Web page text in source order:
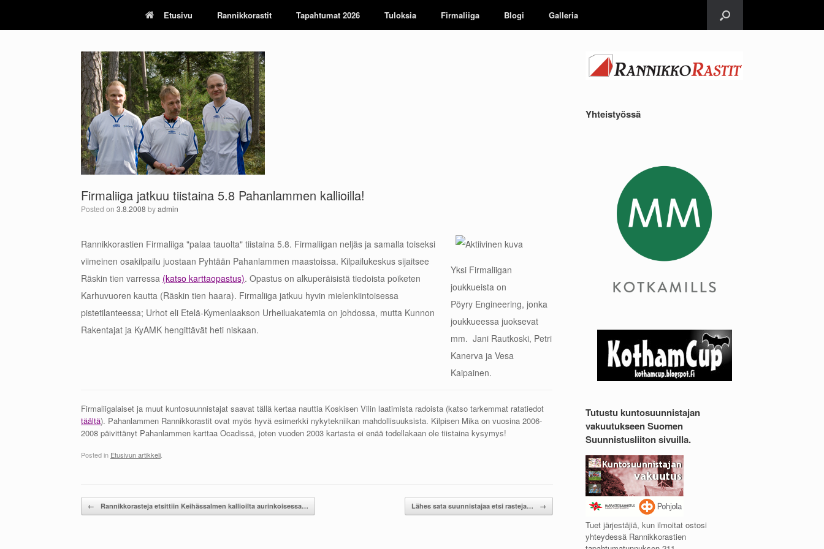
content
Etusivu Rannikkorastit Tapahtumat 2026 Tuloksia Firmaliiga Blogi Galleria
Firmaliiga jatkuu tiistaina 5.8 Pahanlammen kallioilla!
Posted on 3.8.2008 byadmin
Rannikkorastien Firmaliiga "palaa tauolta" tiistaina 5.8. Firmaliigan neljäs ja samalla toiseksi
viimeinen osakilpailu juostaan Pyhtään Pahanlammen maastoissa. Kilpailukeskus sijaitsee
Räskin tien varressa (katso karttaopastus). Opastus on alkuperäisistä tiedoista poiketen
Karhuvuoren kautta (Räskin tien haara). Firmaliiga jatkuu hyvin mielenkiintoisessa
pistetilanteessa; Urhot eli Etelä-Kymenlaakson Urheiluakatemia on johdossa, mutta Kunnon
Rakentajat ja KyAMK hengittävät heti niskaan.
Yksi Firmaliigan
joukkueista on
Pöyry Engineering, jonka
joukkueessa juoksevat
mm. Jani Rautkoski, Petri
Kanerva ja Vesa
Kaipainen.
Firmaliigalaiset ja muut kuntosuunnistajat saavat tällä kertaa nauttia Koskisen Vilin laatimista radoista (katso tarkemmat ratatiedot
täältä). Pahanlammen Rannikkorastit ovat myös hyvä esimerkki nykytekniikan mahdollisuuksista. Kilpisen Mika on vuosina 2006-
2008 päivittänyt Pahanlammen karttaa Ocadissä, joten vuoden 2003 kartasta ei enää todellakaan ole tiistaina kysymys!
Posted in Etusivun artikkeli
Post navigation
← Rannikkorasteja etsittiin Keihässalmen kallioilta aurinkoisessa… Lähes sata suunnistajaa etsi rasteja… →
Yhteistyössä
Tutustu kuntosuunnistajan
vakuutukseen Suomen
Suunnistusliiton sivuilla.
Tuet järjestäjiä, kun ilmoitat ostosi
yhteydessä Rannikkorastien